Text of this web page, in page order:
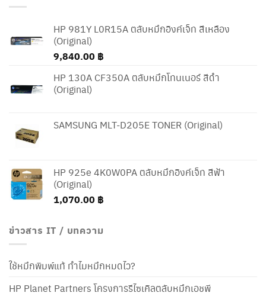
HP 981Y L0R15A ตลับหมึกอิงค์เจ็ท สีเหลือง
(Original)
9,840.00 ฿
HP 130A CF350A ตลับหมึกโทนเนอร์ สีดำ
(Original)
SAMSUNG MLT-D205E TONER (Original)
HP 925e 4K0W0PA ตลับหมึกอิงค์เจ็ท สีฟ้า
(Original)
1,070.00 ฿
ข่าวสาร IT / บทความ
ใช้หมึกพิมพ์แท้ ทำไมหมึกหมดไว?
HP Planet Partners โครงการรีไซเคิลตลับหมึกเอชพี